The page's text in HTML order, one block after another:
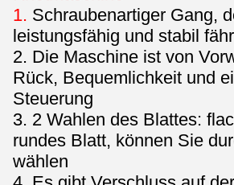
1. Schraubenartiger Gang,
leistungsfähig und stabil
2. Die Maschine ist von
Rück, Bequemlichkeit und
Steuerung
3. 2 Wahlen des Blattes:
rundes Blatt, können Sie
wählen